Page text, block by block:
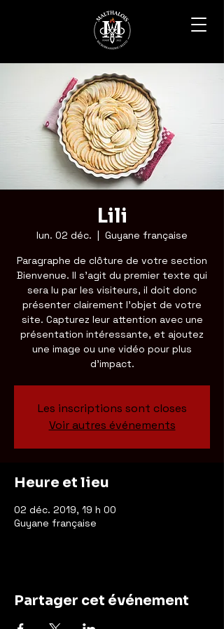
Lili
lun. 02 déc.
  |
Guyane française
Paragraphe de clôture de votre section
Bienvenue. Il s'agit du premier texte qui
sera lu par les visiteurs, il doit donc
présenter clairement l'objet de votre
site. Capturez leur attention avec une
présentation intéressante, et ajoutez
une image ou une vidéo pour plus
d'impact.
Les inscriptions sont closes
Voir autres événements
Heure et lieu
02 déc. 2019, 19 h 00
Guyane française
Partager cet événement